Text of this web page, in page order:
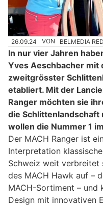
26.09.24 VON BELMEDIA
In nur vier Jahren
Yves Aeschbacher mit
zweitgrösster
etabliert. Mit der
Ranger möchten sie
die Schlittenlandschaft
wollen die Nummer 1
Der MACH Ranger ist
Interpretation
Schweiz weit verbreitet
des MACH Hawk auf –
MACH-Sortiment –
Design mit innovativen